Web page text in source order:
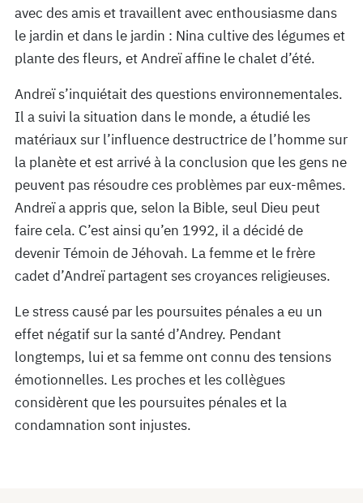
avec des amis et travaillent avec enthousiasme dans
le jardin et dans le jardin : Nina cultive des légumes et
plante des fleurs, et Andreï affine le chalet d’été.
Andreï s’inquiétait des questions environnementales.
Il a suivi la situation dans le monde, a étudié les
matériaux sur l’influence destructrice de l’homme sur
la planète et est arrivé à la conclusion que les gens ne
peuvent pas résoudre ces problèmes par eux-mêmes.
Andreï a appris que, selon la Bible, seul Dieu peut
faire cela. C’est ainsi qu’en 1992, il a décidé de
devenir Témoin de Jéhovah. La femme et le frère
cadet d’Andreï partagent ses croyances religieuses.
Le stress causé par les poursuites pénales a eu un
effet négatif sur la santé d’Andrey. Pendant
longtemps, lui et sa femme ont connu des tensions
émotionnelles. Les proches et les collègues
considèrent que les poursuites pénales et la
condamnation sont injustes.